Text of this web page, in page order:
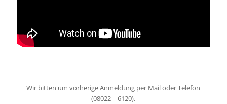
Wir bitten um vorherige Anmeldung per Mail oder Telefon
(08022 – 6120).